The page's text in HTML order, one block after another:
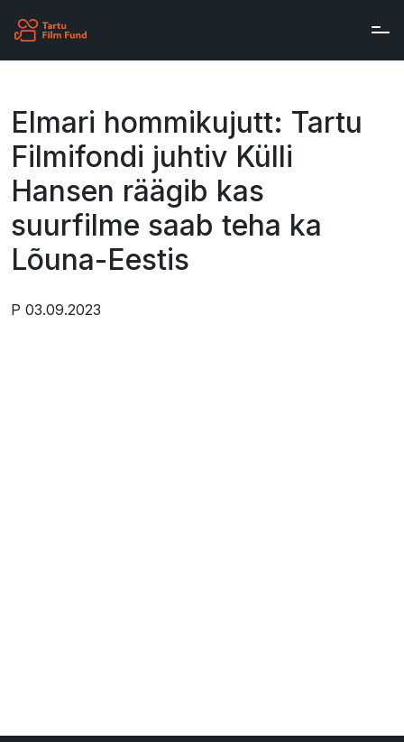
Elmari hommikujutt: Tartu
Filmifondi juhtiv Külli
Hansen räägib kas
suurfilme saab teha ka
Lõuna-Eestis
P 03.09.2023